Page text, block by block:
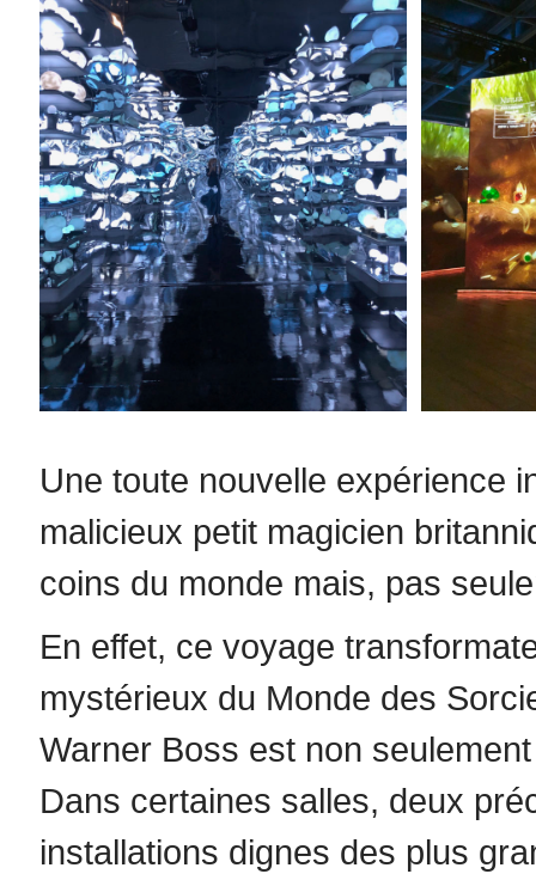
Une toute nouvelle expérience
malicieux petit magicien
coins du monde mais, pas
En effet, ce voyage
mystérieux du Monde des
Warner Boss est non
Dans certaines salles, deux
installations dignes des plus